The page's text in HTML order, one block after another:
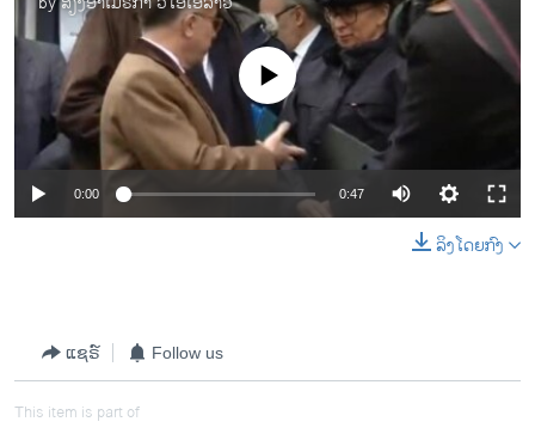
No media source currently available
0:00 0:47
ລິງໂດຍກົງ
ແຊຣ໌ Follow us
This item is part of